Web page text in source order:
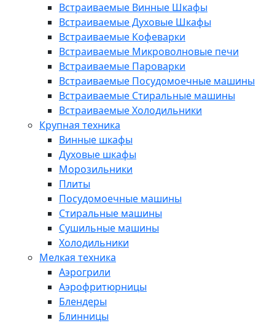
Встраиваемые Винные Шкафы
Встраиваемые Духовые Шкафы
Встраиваемые Кофеварки
Встраиваемые Микроволновые печи
Встраиваемые Пароварки
Встраиваемые Посудомоечные машины
Встраиваемые Стиральные машины
Встраиваемые Холодильники
Крупная техника
Винные шкафы
Духовые шкафы
Морозильники
Плиты
Посудомоечные машины
Стиральные машины
Сушильные машины
Холодильники
Мелкая техника
Аэрогрили
Аэрофритюрницы
Блендеры
Блинницы